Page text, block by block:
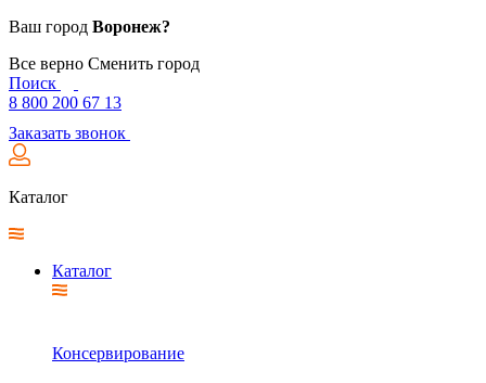
Ваш город Воронеж?
Все верно Сменить город
Поиск
8 800 200 67 13
Заказать звонок
Каталог
Каталог
Консервирование